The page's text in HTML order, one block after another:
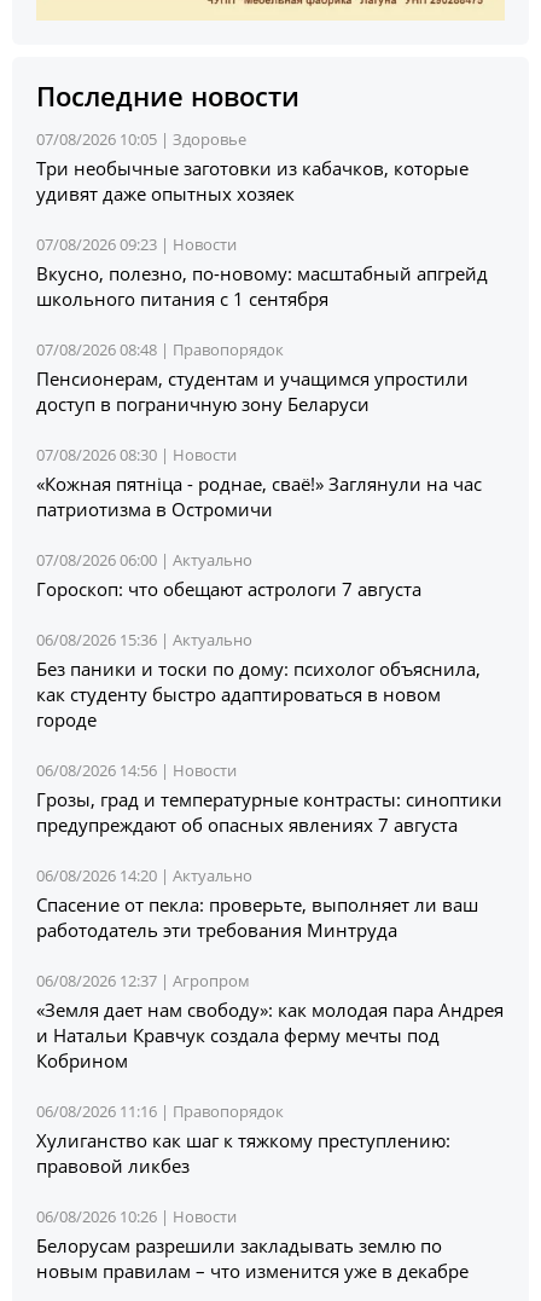
Последние новости
07/08/2026 10:05 | Здоровье
Три необычные заготовки из кабачков, которые
удивят даже опытных хозяек
07/08/2026 09:23 | Новости
Вкусно, полезно, по-новому: масштабный апгрейд
школьного питания с 1 сентября
07/08/2026 08:48 | Правопорядок
Пенсионерам, студентам и учащимся упростили
доступ в пограничную зону Беларуси
07/08/2026 08:30 | Новости
«Кожная пятніца - роднае, сваё!» Заглянули на час
патриотизма в Остромичи
07/08/2026 06:00 | Актуально
Гороскоп: что обещают астрологи 7 августа
06/08/2026 15:36 | Актуально
Без паники и тоски по дому: психолог объяснила,
как студенту быстро адаптироваться в новом
городе
06/08/2026 14:56 | Новости
Грозы, град и температурные контрасты: синоптики
предупреждают об опасных явлениях 7 августа
06/08/2026 14:20 | Актуально
Спасение от пекла: проверьте, выполняет ли ваш
работодатель эти требования Минтруда
06/08/2026 12:37 | Агропром
«Земля дает нам свободу»: как молодая пара Андрея
и Натальи Кравчук создала ферму мечты под
Кобрином
06/08/2026 11:16 | Правопорядок
Хулиганство как шаг к тяжкому преступлению:
правовой ликбез
06/08/2026 10:26 | Новости
Белорусам разрешили закладывать землю по
новым правилам – что изменится уже в декабре